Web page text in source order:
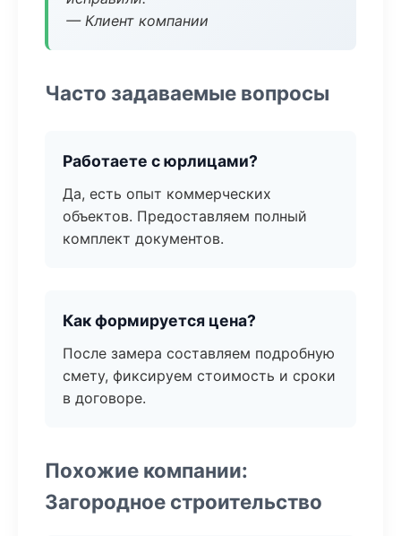
— Клиент компании
Часто задаваемые вопросы
Работаете с юрлицами?
Да, есть опыт коммерческих
объектов. Предоставляем полный
комплект документов.
Как формируется цена?
После замера составляем подробную
смету, фиксируем стоимость и сроки
в договоре.
Похожие компании:
Загородное строительство